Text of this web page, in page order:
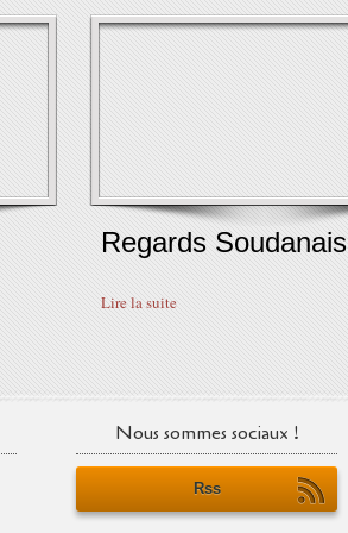
Regards Soudanais
Lire la suite
Nous sommes sociaux !
Rss